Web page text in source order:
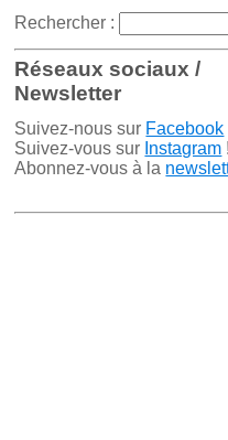
Rechercher :
Réseaux sociaux /
Newsletter
Suivez-nous sur Facebook
Suivez-vous sur Instagram !
Abonnez-vous à la